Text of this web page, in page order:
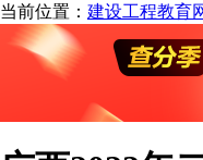
当前位置： 建设工程教育